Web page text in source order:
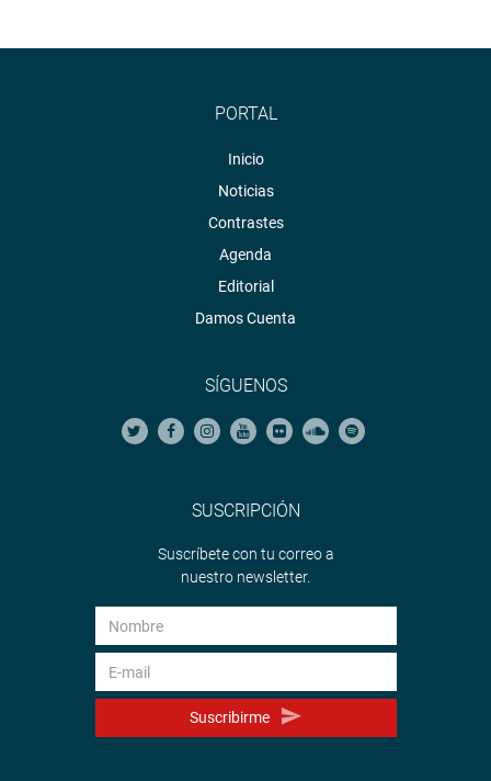
PORTAL
Inicio
Noticias
Contrastes
Agenda
Editorial
Damos Cuenta
SÍGUENOS
SUSCRIPCIÓN
Suscríbete con tu correo a
nuestro newsletter.
Suscribirme